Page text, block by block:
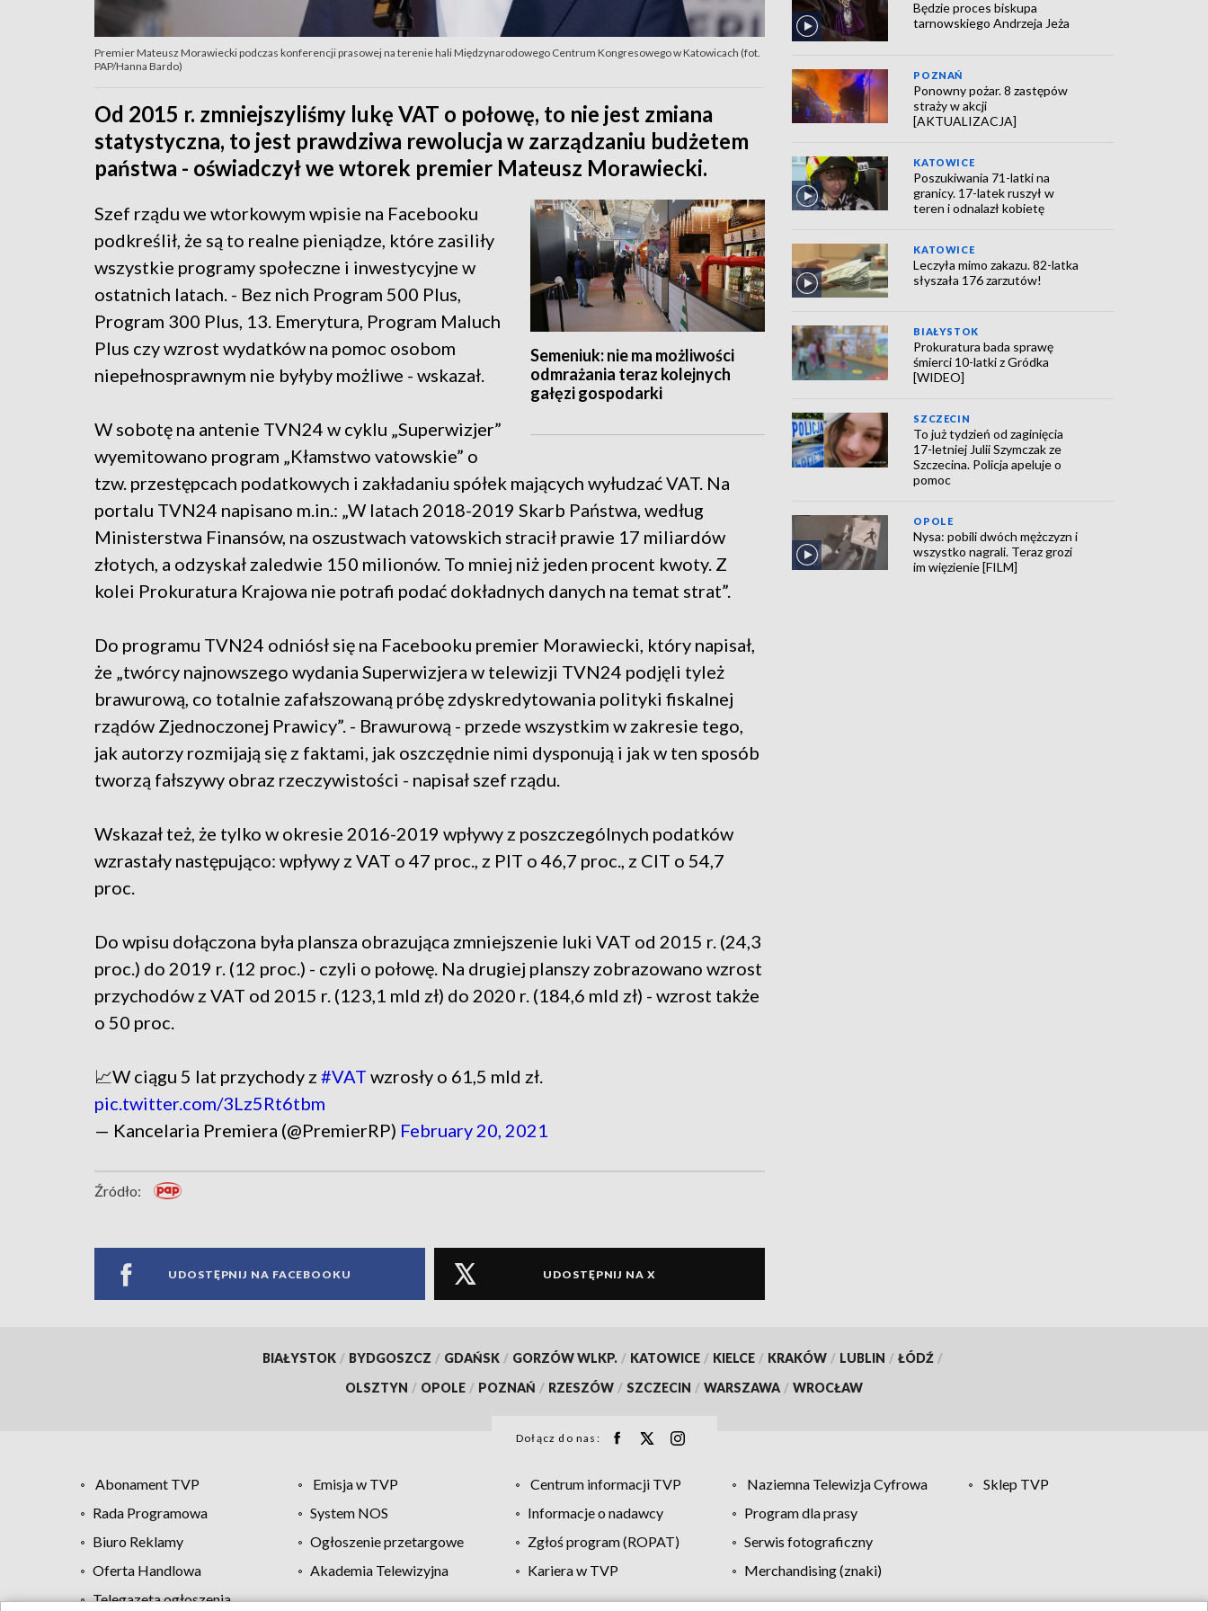
Premier Mateusz Morawiecki podczas konferencji prasowej na terenie hali Międzynarodowego Centrum Kongresowego w Katowicach (fot.
PAP/Hanna Bardo)
Od 2015 r. zmniejszyliśmy lukę VAT o połowę, to nie jest zmiana
statystyczna, to jest prawdziwa rewolucja w zarządzaniu budżetem
państwa - oświadczył we wtorek premier Mateusz Morawiecki.
Semeniuk: nie ma możliwości
odmrażania teraz kolejnych
gałęzi gospodarki
Szef rządu we wtorkowym wpisie na Facebooku
podkreślił, że są to realne pieniądze, które zasiliły
wszystkie programy społeczne i inwestycyjne w
ostatnich latach. - Bez nich Program 500 Plus,
Program 300 Plus, 13. Emerytura, Program Maluch
Plus czy wzrost wydatków na pomoc osobom
niepełnosprawnym nie byłyby możliwe - wskazał.
W sobotę na antenie TVN24 w cyklu „Superwizjer”
wyemitowano program „Kłamstwo vatowskie” o
tzw. przestępcach podatkowych i zakładaniu spółek mających wyłudzać VAT. Na
portalu TVN24 napisano m.in.: „W latach 2018-2019 Skarb Państwa, według
Ministerstwa Finansów, na oszustwach vatowskich stracił prawie 17 miliardów
złotych, a odzyskał zaledwie 150 milionów. To mniej niż jeden procent kwoty. Z
kolei Prokuratura Krajowa nie potrafi podać dokładnych danych na temat strat”.
Do programu TVN24 odniósł się na Facebooku premier Morawiecki, który napisał,
że „twórcy najnowszego wydania Superwizjera w telewizji TVN24 podjęli tyleż
brawurową, co totalnie zafałszowaną próbę zdyskredytowania polityki fiskalnej
rządów Zjednoczonej Prawicy”. - Brawurową - przede wszystkim w zakresie tego,
jak autorzy rozmijają się z faktami, jak oszczędnie nimi dysponują i jak w ten sposób
tworzą fałszywy obraz rzeczywistości - napisał szef rządu.
Wskazał też, że tylko w okresie 2016-2019 wpływy z poszczególnych podatków
wzrastały następująco: wpływy z VAT o 47 proc., z PIT o 46,7 proc., z CIT o 54,7
proc.
Do wpisu dołączona była plansza obrazująca zmniejszenie luki VAT od 2015 r. (24,3
proc.) do 2019 r. (12 proc.) - czyli o połowę. Na drugiej planszy zobrazowano wzrost
przychodów z VAT od 2015 r. (123,1 mld zł) do 2020 r. (184,6 mld zł) - wzrost także
o 50 proc.
📈W ciągu 5 lat przychody z #VAT wzrosły o 61,5 mld zł.
pic.twitter.com/3Lz5Rt6tbm
— Kancelaria Premiera (@PremierRP) February 20, 2021
Źródło:
UDOSTĘPNIJ NA FACEBOOKU UDOSTĘPNIJ NA X
Będzie proces biskupa
tarnowskiego Andrzeja Jeża
POZNAŃ
Ponowny pożar. 8 zastępów
straży w akcji
[AKTUALIZACJA]
KATOWICE
Poszukiwania 71-latki na
granicy. 17-latek ruszył w
teren i odnalazł kobietę
KATOWICE
Leczyła mimo zakazu. 82-latka
słyszała 176 zarzutów!
BIAŁYSTOK
Prokuratura bada sprawę
śmierci 10-latki z Gródka
[WIDEO]
SZCZECIN
To już tydzień od zaginięcia
17-letniej Julii Szymczak ze
Szczecina. Policja apeluje o
pomoc
OPOLE
Nysa: pobili dwóch mężczyzn i
wszystko nagrali. Teraz grozi
im więzienie [FILM]
BIAŁYSTOK / BYDGOSZCZ / GDAŃSK / GORZÓW WLKP. / KATOWICE / KIELCE / KRAKÓW / LUBLIN / ŁÓDŹ /
OLSZTYN / OPOLE / POZNAŃ / RZESZÓW / SZCZECIN / WARSZAWA / WROCŁAW
Dołącz do nas:
Abonament TVP Emisja w TVP Centrum informacji TVP Naziemna Telewizja Cyfrowa
Sklep TVP
Rada Programowa
System NOS Informacje o nadawcy
Program dla prasy
Biuro Reklamy
Ogłoszenie przetargowe Zgłoś program (ROPAT)
Serwis fotograficzny
Oferta Handlowa
Akademia Telewizyjna Kariera w TVP
Merchandising (znaki)
Telegazeta ogłoszenia